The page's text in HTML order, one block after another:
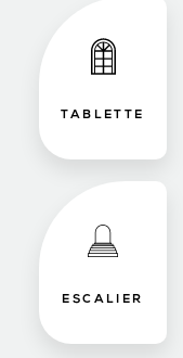
TABLETTE
ESCALIER